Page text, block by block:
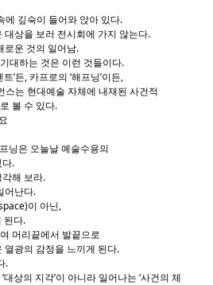
에 깊숙이 들어와 앉아 있다.
상을 보러 전시회에 가지 않는다.
로운 것의 일어남.
대하는 것은 이런 것들이다.
’든, 카프로의 ‘해프닝’이든,
스는 현대예술 자체에 내재된 사건적
볼 수 있다.
닝은 오늘날 예술수용의
다.
해 보라.
어난다.
이 아닌,
된다.
머리끝에서 발끝으로
열광의 감정을 느끼게 된다.
.
상의 지각’이 아니라 일어나는 ‘사건의 체